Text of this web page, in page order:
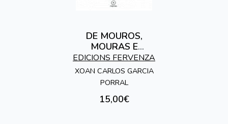
DE MOUROS,
MOURAS E
TESOUROS. A
COMARCA DO DEZA
EDICIONS FERVENZA
XOAN CARLOS GARCIA
PORRAL
15,00€